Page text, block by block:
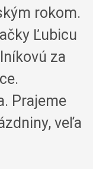
rokom.
Ľubicu
za
Prajeme
veľa